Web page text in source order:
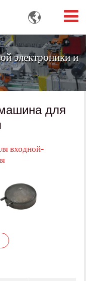

электроники и
для
входной-